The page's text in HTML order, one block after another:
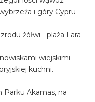
i góry Cypru
żółwi - plaża Lara
wiejskimi
kuchni.
Parku Akamas, na